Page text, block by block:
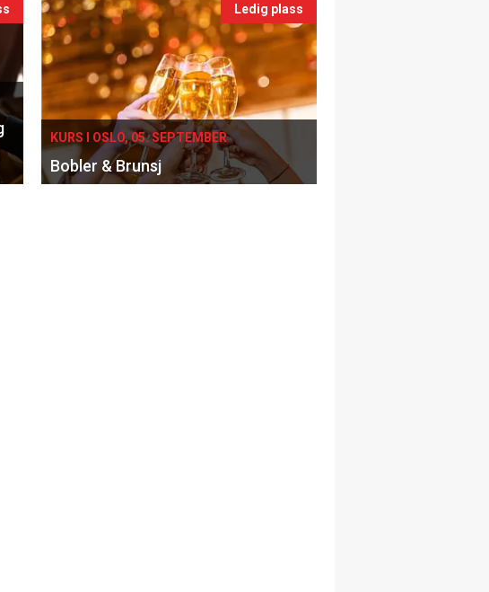
Ledig plass
KURS I OSLO, 05. SEPTEMBER
Bobler & Brunsj